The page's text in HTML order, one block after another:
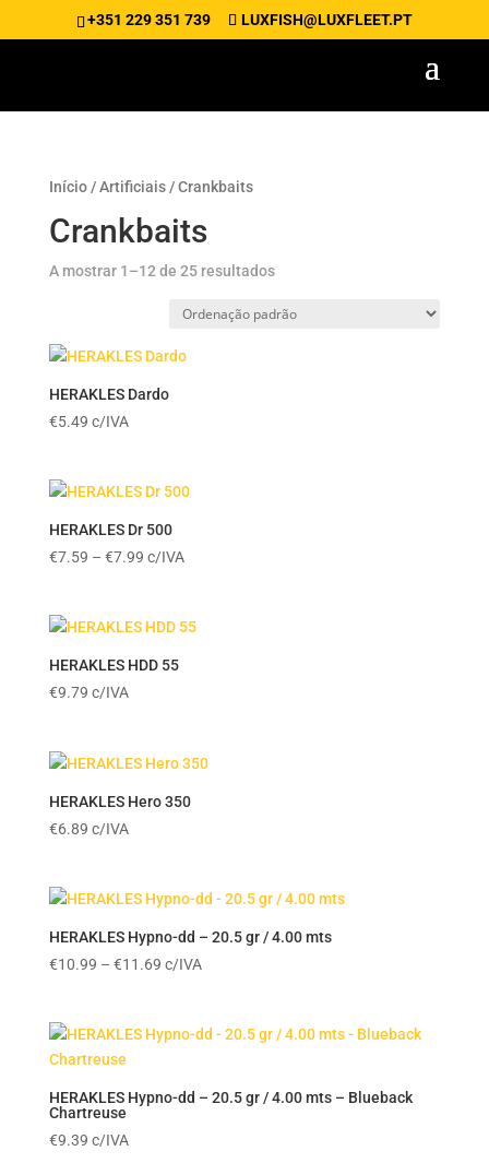
+351 229 351 739 LUXFISH@LUXFLEET.PT
Início/Artificiais/ Crankbaits
Crankbaits
A mostrar 1–12 de 25 resultados
HERAKLES Dardo
€5.49 c/IVA
HERAKLES Dr 500
€7.59 – €7.99Price
through
€7.99
c/IVA
HERAKLES HDD 55
€9.79 c/IVA
HERAKLES Hero 350
€6.89 c/IVA
HERAKLES Hypno-dd – 20.5 gr / 4.00 mts
€10.99 – €11.69Price
through
c/IVA
HERAKLES Hypno-dd – 20.5 gr / 4.00 mts – Blueback
Chartreuse
€9.39 c/IVA